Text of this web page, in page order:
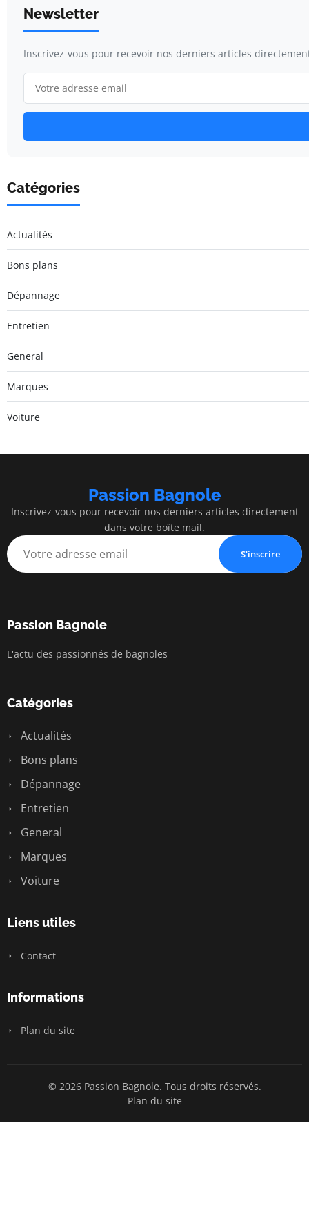
Newsletter
Inscrivez-vous pour recevoir nos derniers articles
Catégories
Actualités
Bons plans
Dépannage
Entretien
General
Marques
Voiture
Passion Bagnole
Inscrivez-vous pour recevoir nos derniers articles directement
dans votre boîte mail.
S'inscrire
Passion Bagnole
L'actu des passionnés de bagnoles
Catégories
Actualités
Bons plans
Dépannage
Entretien
General
Marques
Voiture
Liens utiles
Contact
Informations
Plan du site
© 2026 Passion Bagnole. Tous droits réservés.
Plan du site